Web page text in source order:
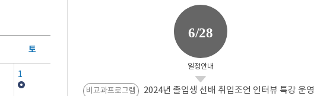
토
1
6/28
일정안내
비교과프로그램 2024년 졸업생 선배 취업조언 인터뷰 특강 운영